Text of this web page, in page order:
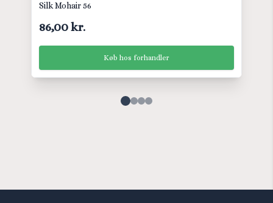
Silk Mohair 56
86,00 kr.
Køb hos forhandler